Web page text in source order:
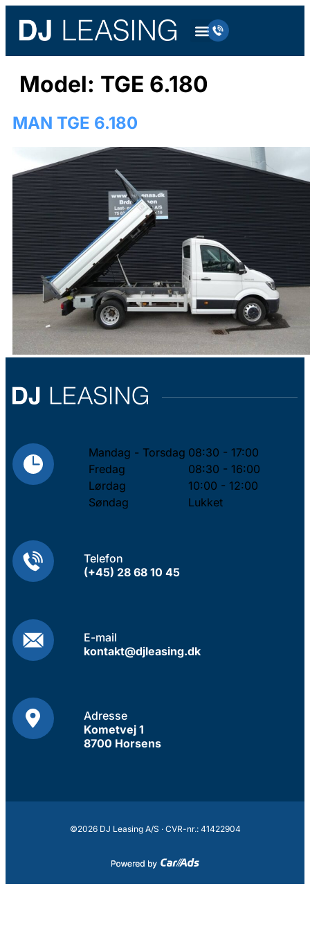
Model: TGE 6.180
MAN TGE 6.180
Mandag - Torsdag 08:30 - 17:00
Fredag
08:30 - 16:00
Lørdag
10:00 - 12:00
Søndag
Lukket
Telefon
(+45) 28 68 10 45
E-mail
kontakt@djleasing.dk
Adresse
Kometvej 1
8700 Horsens
©2026 DJ Leasing A/S · CVR-nr.: 41422904